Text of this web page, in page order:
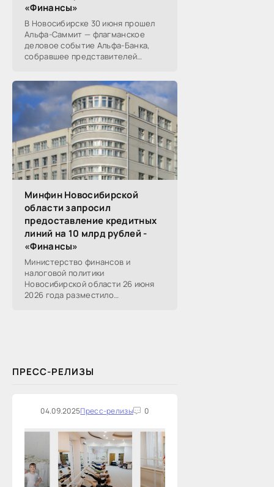
«Финансы»
В Новосибирске 30 июня прошел
Альфа-Саммит — флагманское
деловое событие Альфа-Банка,
собравшее представителей
реального, технологического,
финансового и других
Минфин Новосибирской
области запросил
предоставление кредитных
линий на 10 млрд рублей -
«Финансы»
Министерство финансов и
налоговой политики
Новосибирской области 26 июня
2026 года разместило
ПРЕСС-РЕЛИЗЫ
04.09.2025Пресс-релизы 0